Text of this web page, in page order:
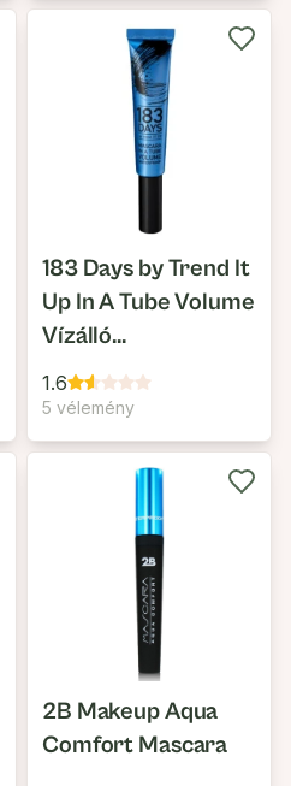
183 Days by Trend It
Up In A Tube Volume
Vízálló
Szempillaspirál
1.6
5 vélemény
2B Makeup Aqua
Comfort Mascara